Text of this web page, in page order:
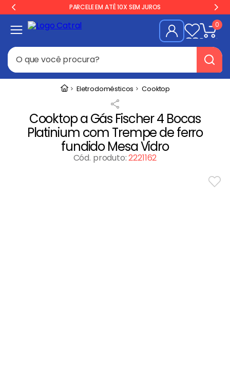
PARCELE EM ATÉ 10X SEM JUROS
0
O que você procura?
Eletrodomésticos Cooktop
Cooktop a Gás Fischer 4 Bocas
Platinium com Trempe de ferro
fundido Mesa Vidro
Cód. produto:2221162
Termos mais buscados
Geladeira
Balança